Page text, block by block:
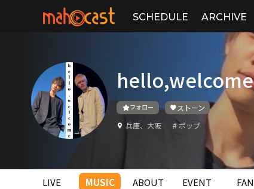
SCHEDULE ARCHIVE
hello,welcome
フォロー
ストーン
兵庫、大阪
# ポップ
LIVE MUSIC ABOUT EVENT FAN